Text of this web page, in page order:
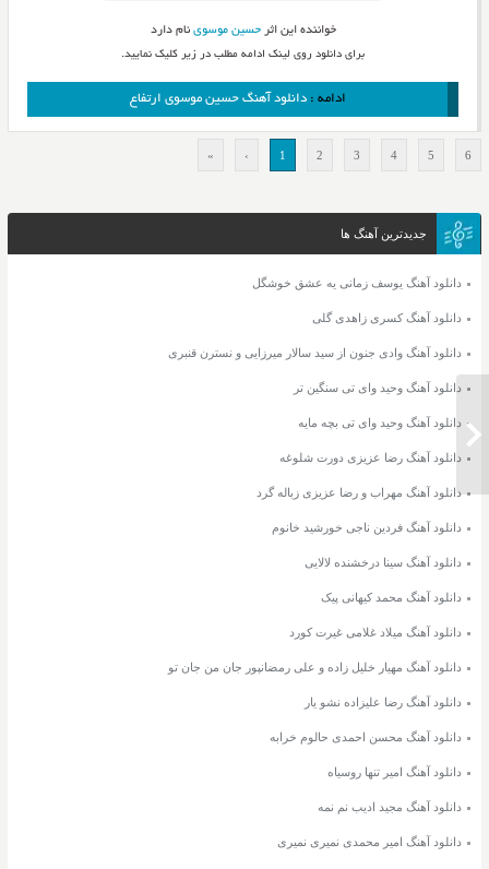
خواننده این اثرحسین موسوی نام دارد
برای دانلود روی لینک ادامه مطلب در زیر کلیک نمایید.
ادامه :دانلود آهنگ حسین موسوی ارتفاع
1 2 3 4 5 6
›
»
جدیدترین آهنگ ها
دانلود آهنگ یوسف زمانی یه عشق خوشگل
دانلود آهنگ کسری زاهدی گلی
دانلود آهنگ وادی جنون از سید سالار میرزایی و نسترن قنبری
دانلود آهنگ وحید وای تی سنگین تر
دانلود آهنگ وحید وای تی بچه مایه
دانلود آهنگ رضا عزیزی دورت شلوغه
دانلود آهنگ مهراب و رضا عزیزی زباله گرد
دانلود آهنگ فردین ناجی خورشید خانوم
دانلود آهنگ سینا درخشنده لالایی
دانلود آهنگ محمد کیهانی پیک
دانلود آهنگ میلاد غلامی غیرت کورد
دانلود آهنگ مهیار خلیل زاده و علی رمضانپور جان من جان تو
دانلود آهنگ رضا علیزاده نشو یار
دانلود آهنگ محسن احمدی حالوم خرابه
دانلود آهنگ امیر تنها روسیاه
دانلود آهنگ مجید ادیب نم نمه
دانلود آهنگ امیر محمدی نمیری نمیری